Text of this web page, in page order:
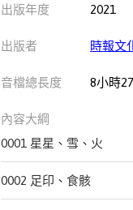
出版年度 2021
出版者 時報文
音檔總長度 8小時
內容大綱
0001 星星、雪、火
0002 足印、食骸